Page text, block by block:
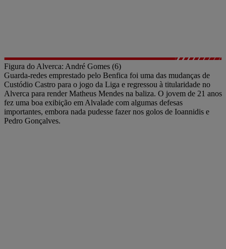
Figura do Alverca: André Gomes (6)
Guarda-redes emprestado pelo Benfica foi uma das mudanças de
Custódio Castro para o jogo da Liga e regressou à titularidade no
Alverca para render Matheus Mendes na baliza. O jovem de 21 anos
fez uma boa exibição em Alvalade com algumas defesas
importantes, embora nada pudesse fazer nos golos de Ioannidis e
Pedro Gonçalves.